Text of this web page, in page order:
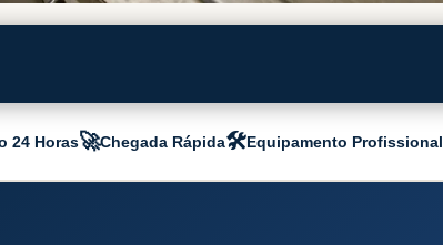
24 Horas🚀Chegada Rápida🛠️Equipamento Profissional